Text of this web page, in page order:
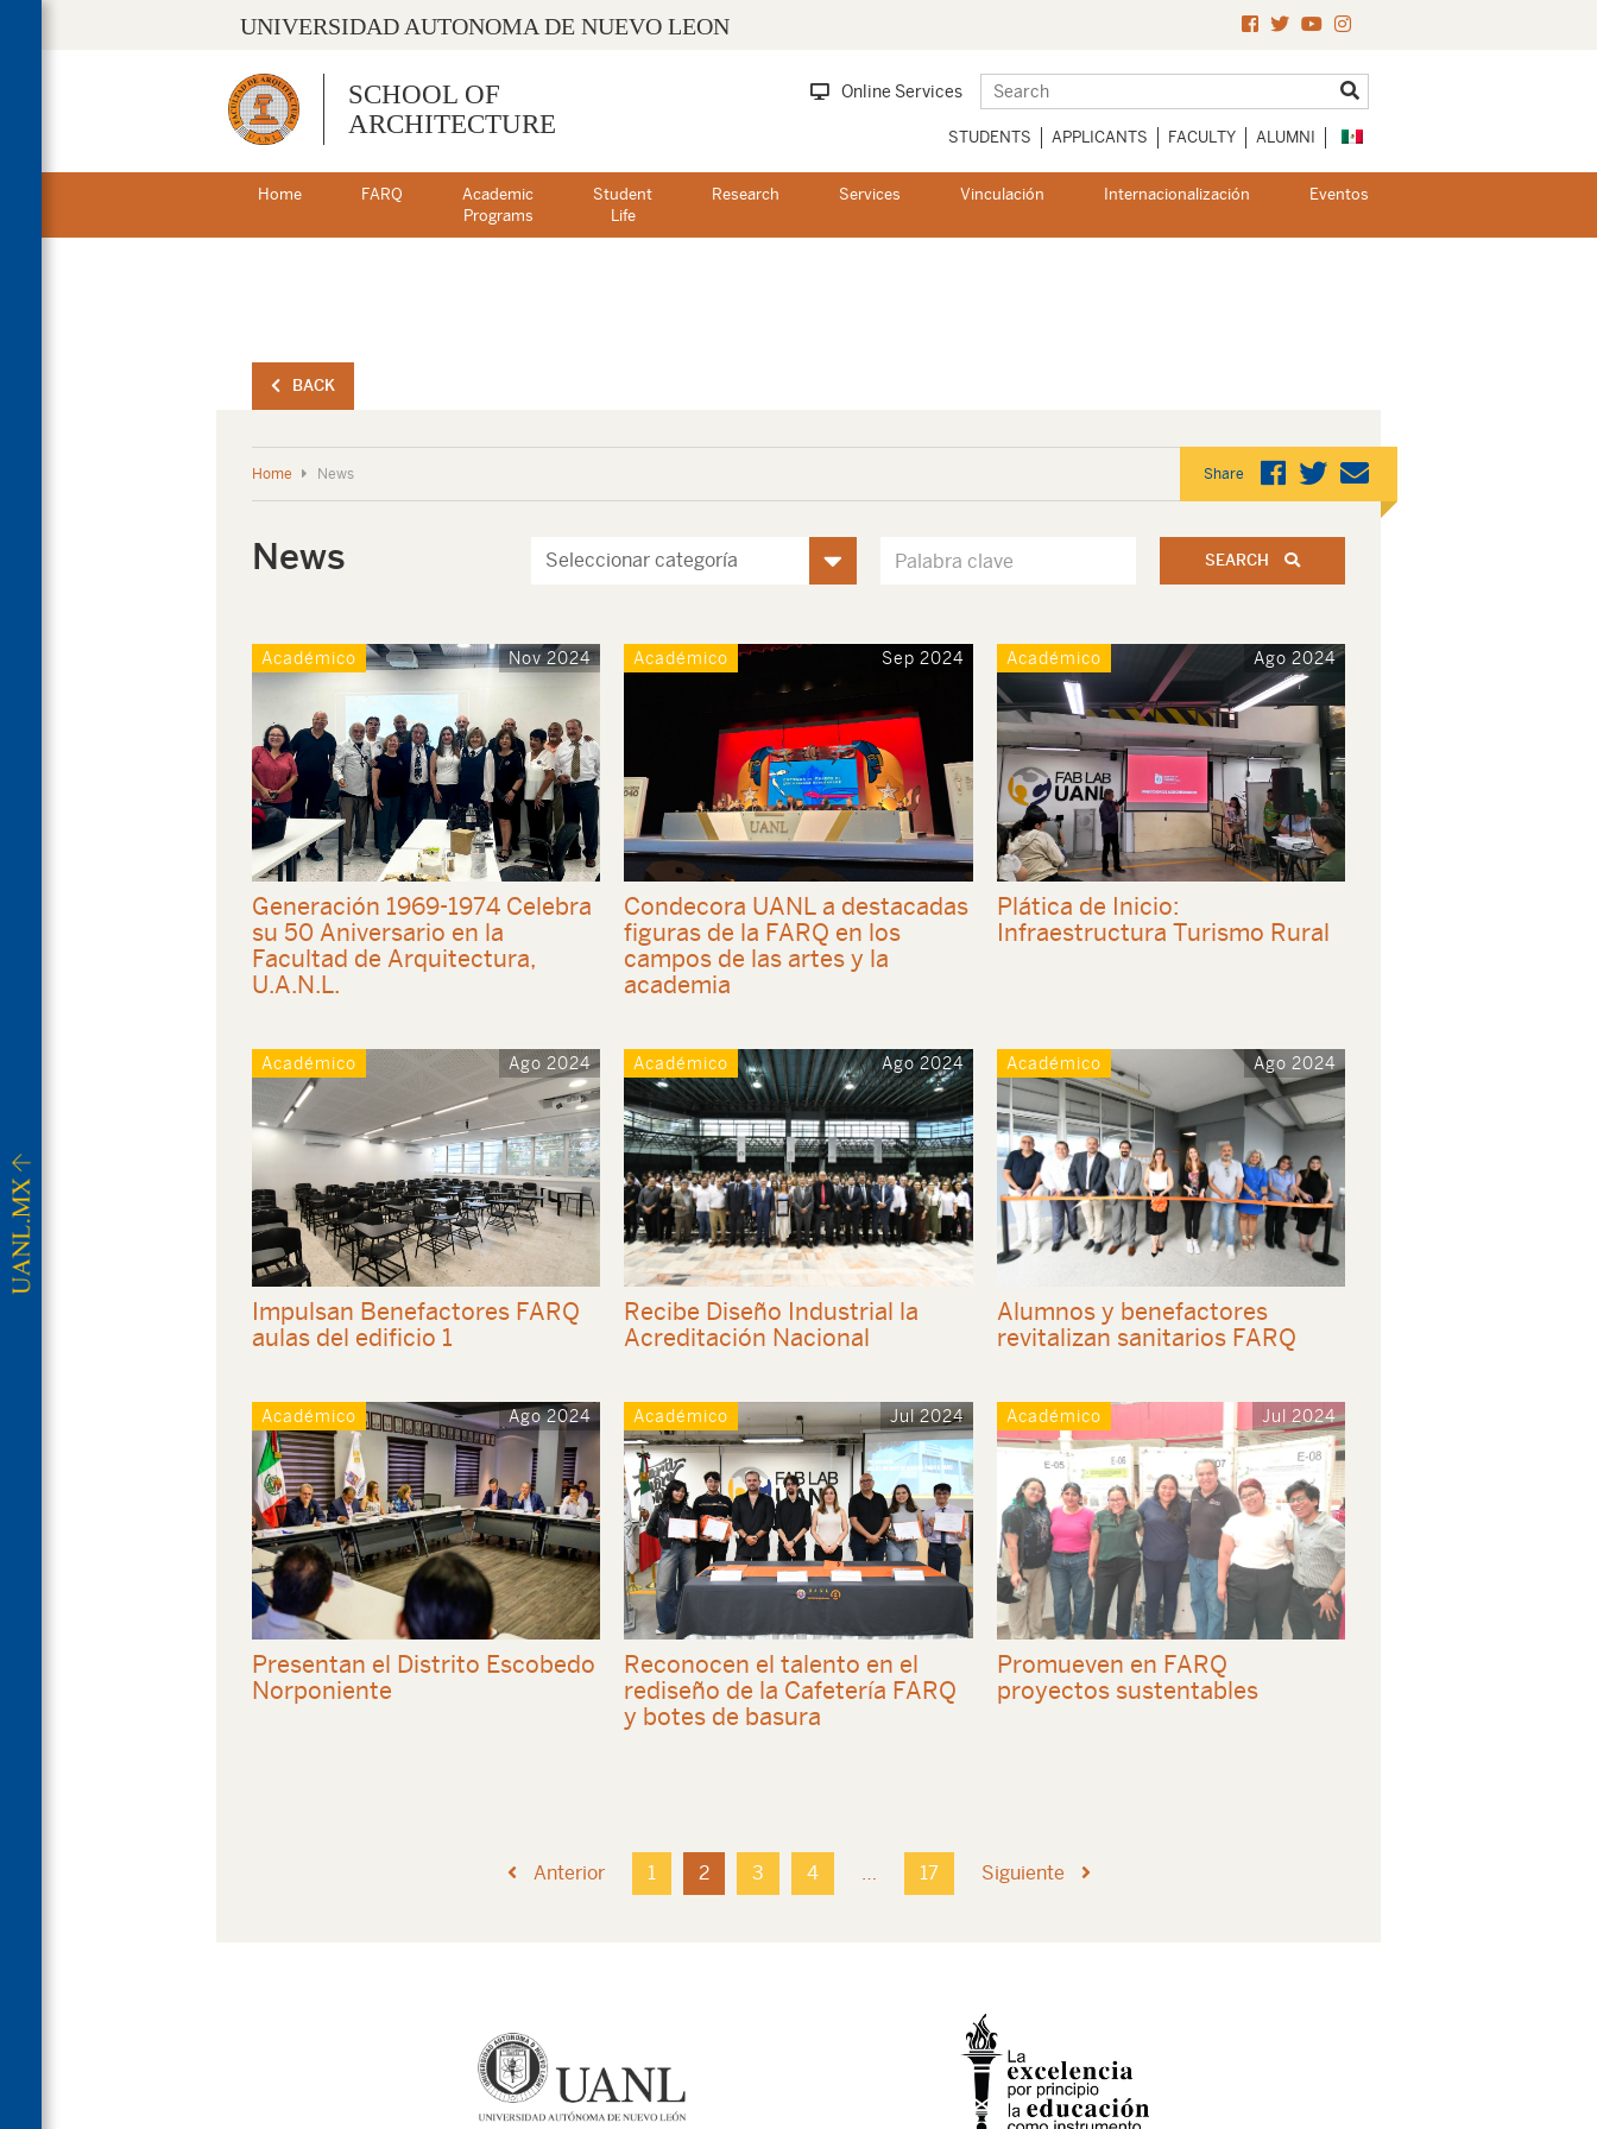
UNIVERSIDAD AUTONOMA DE NUEVO LEON
SCHOOL OF
ARCHITECTURE
Online Services
STUDENTS APPLICANTS FACULTY ALUMNI
Home FARQ
Academic
Programs
Student
Life
Research Services Vinculación Internacionalización Eventos
BACK
Home News Share
News SEARCH
Académico Nov 2024
Generación 1969-1974 Celebra
su 50 Aniversario en la
Facultad de Arquitectura,
U.A.N.L.
Académico Sep 2024
Condecora UANL a destacadas
figuras de la FARQ en los
campos de las artes y la
academia
Académico Ago 2024
Plática de Inicio:
Infraestructura Turismo Rural
Académico Ago 2024
Impulsan Benefactores FARQ
aulas del edificio 1
Académico Ago 2024
Recibe Diseño Industrial la
Acreditación Nacional
Académico Ago 2024
Alumnos y benefactores
revitalizan sanitarios FARQ
Académico Ago 2024
Presentan el Distrito Escobedo
Norponiente
Académico Jul 2024
Reconocen el talento en el
rediseño de la Cafetería FARQ
y botes de basura
Académico Jul 2024
Promueven en FARQ
proyectos sustentables
Anterior 1 2 3 4 … 17 Siguiente